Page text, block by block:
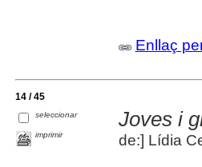
Enllaç
14 / 45
seleccionar
imprimir
Joves i
de:] Lídia